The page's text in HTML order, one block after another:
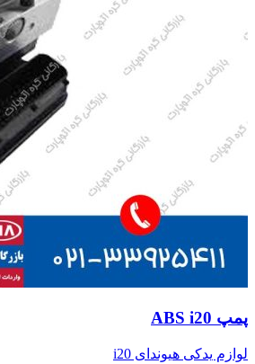
پمپ ABS i20
لوازم یدکی هیوندای i20